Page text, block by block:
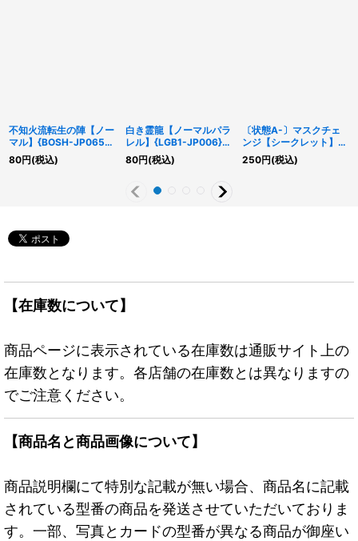
不知火流転生の陣【ノー
マル】{BOSH-JP065}
《魔法》
80円(税込)
白き霊龍【ノーマルパラ
レル】{LGB1-JP006}
《モンスター》
80円(税込)
〔状態A-〕マスクチェ
ンジ【シークレット】
{QCCU-JP038}《魔
法》
250円(税込)
【在庫数について】
商品ページに表示されている在庫数は通販サイト上の
在庫数となります。各店舗の在庫数とは異なりますの
でご注意ください。
【商品名と商品画像について】
商品説明欄にて特別な記載が無い場合、商品名に記載
されている型番の商品を発送させていただいておりま
す。一部、写真とカードの型番が異なる商品が御座い